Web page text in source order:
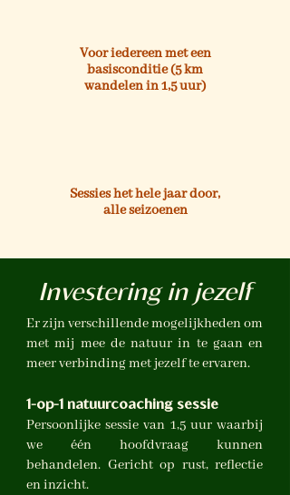
Voor iedereen met een
basisconditie (5 km
wandelen in 1,5 uur)
Sessies het hele jaar door,
alle seizoenen
Investering in jezelf
Er zijn verschillende mogelijkheden om
met mij mee de natuur in te gaan en
meer verbinding met jezelf te ervaren.
1-op-1 natuurcoaching sessie
Persoonlijke sessie van 1,5 uur waarbij
we één hoofdvraag kunnen
behandelen. Gericht op rust, reflectie
en inzicht.